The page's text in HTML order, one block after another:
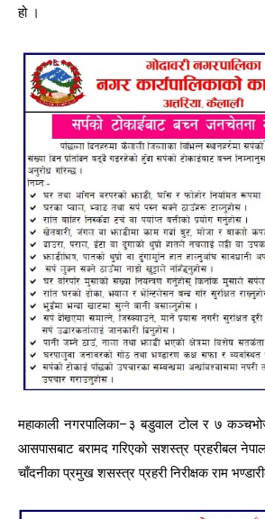
हो ।
महाकाली नगरपालिका–३ बडुवाल टोल र ७
आसपासबाट बरामद गरिएको सशस्त्र प्रहरीबल
चाँदनीका प्रमुख शसस्त्र प्रहरी निरीक्षक राम